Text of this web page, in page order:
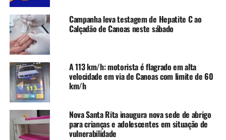
Motorista granel
– Formação: Ensino fundamental completo II e CNH
categoria D ou E válida.
MOPP válido é desejável, bem como ter curso NBR 15863
e NR 23.
– Experiência: como motorista de veículos pesados, com
produtos perigosos (mínimo de três anos);
– Horário de trabalho: segunda a sexta, das 6h às 15h e
sábados, das 6h às 10h. Deve ter disponibilidade para
viagens.
Campanha leva testagem de Hepatite C ao
Calçadão de Canoas neste sábado
A 113 km/h: motorista é flagrado em alta
velocidade em via de Canoas com limite de 60
km/h
Nova Santa Rita inaugura nova sede de abrigo
para crianças e adolescentes em situação de
vulnerabilidade